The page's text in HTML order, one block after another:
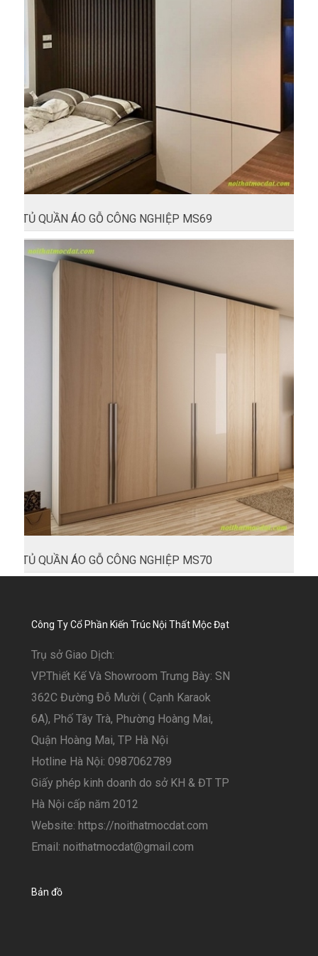
TỦ QUẦN ÁO GỖ CÔNG NGHIỆP MS69
TỦ QUẦN ÁO GỖ CÔNG NGHIỆP MS70
Công Ty Cổ Phần Kiến Trúc Nội Thất Mộc Đạt
Trụ sở Giao Dịch:
VP.Thiết Kế Và Showroom Trưng Bày: SN
362C Đường Đỗ Mười ( Cạnh Karaok
6A), Phố Tây Trà, Phường Hoàng Mai,
Quận Hoàng Mai, TP Hà Nội
Hotline Hà Nội: 0987062789
Giấy phép kinh doanh do sở KH & ĐT TP
Hà Nội cấp năm 2012
Website: https://noithatmocdat.com
Email: noithatmocdat@gmail.com
Bản đồ